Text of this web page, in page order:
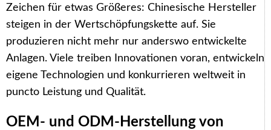
Zeichen für etwas Größeres: Chinesische Hersteller
steigen in der Wertschöpfungskette auf. Sie
produzieren nicht mehr nur anderswo entwickelte
Anlagen. Viele treiben Innovationen voran, entwickeln
eigene Technologien und konkurrieren weltweit in
puncto Leistung und Qualität.
OEM- und ODM-Herstellung von